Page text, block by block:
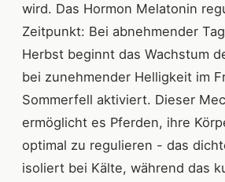
wird. Das Hormon Melatonin
Zeitpunkt: Bei abnehmender
Herbst beginnt das Wachstum
bei zunehmender Helligkeit im
Sommerfell aktiviert. Dieser
ermöglicht es Pferden, ihre
optimal zu regulieren - das
isoliert bei Kälte, während das